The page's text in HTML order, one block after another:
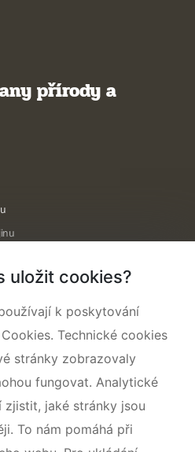
přírody a
uložit cookies?
k poskytování
Technické cookies
stránky zobrazovaly
fungovat. Analytické
zjistit, jaké stránky jsou
To nám pomáhá při